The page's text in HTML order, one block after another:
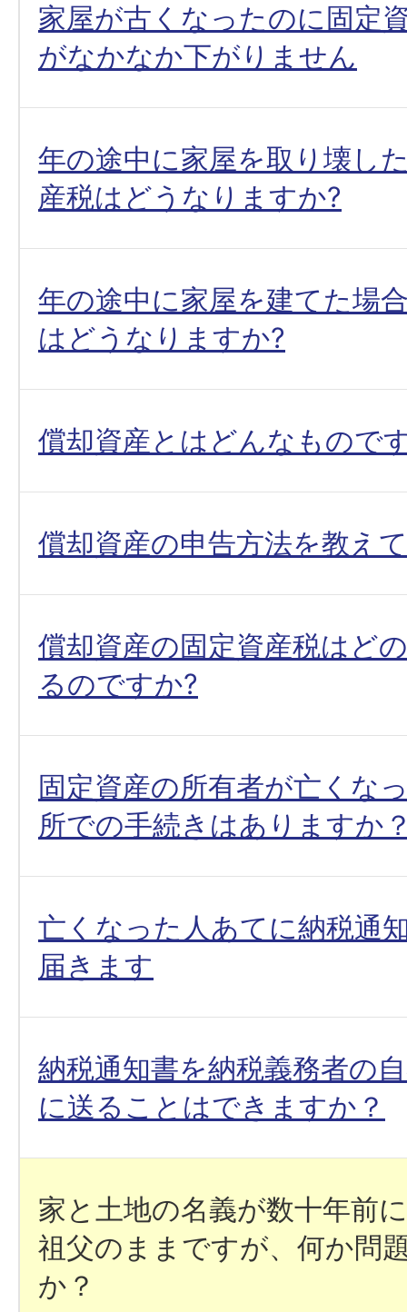
家屋が古くなったのに固定
がなかなか下がりません
年の途中に家屋を取り壊し
産税はどうなりますか?
年の途中に家屋を建てた場
はどうなりますか?
償却資産とはどんなもので
償却資産の申告方法を教え
償却資産の固定資産税はど
るのですか?
固定資産の所有者が亡くな
所での手続きはありますか
亡くなった人あてに納税通
届きます
納税通知書を納税義務者の
に送ることはできますか？
家と土地の名義が数十年前
祖父のままですが、何か問
か？